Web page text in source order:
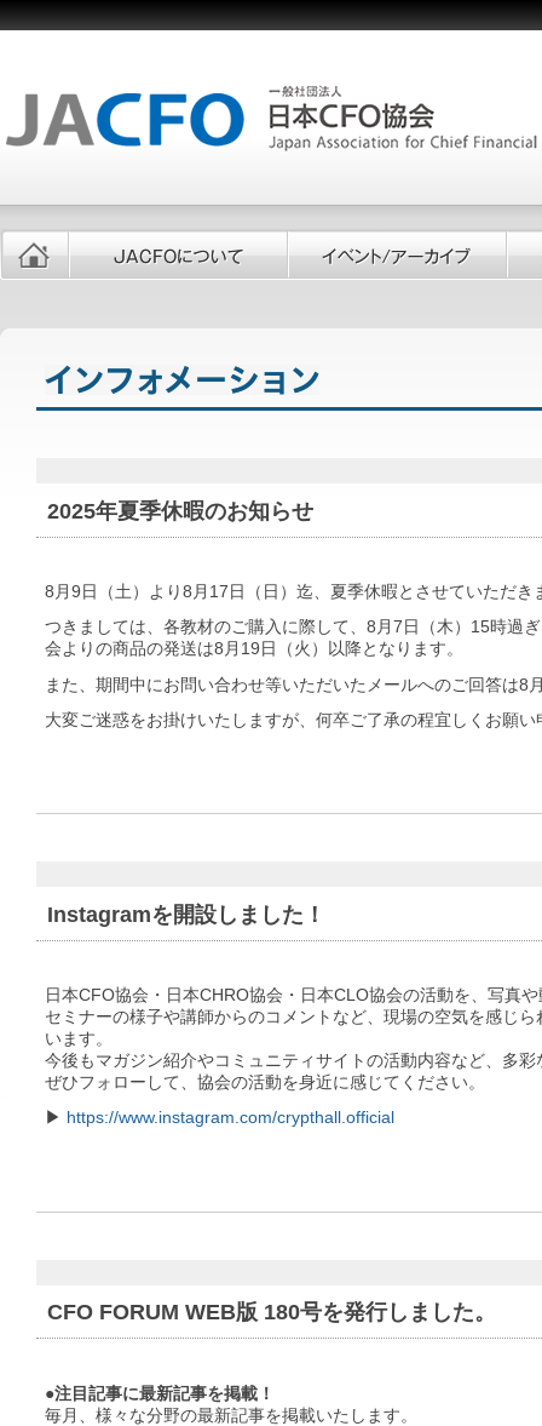
2025年夏季休暇のお知らせ
8月9日（土）より8月17日（日）迄、夏季休暇とさせていただき
つきましては、各教材のご購入に際して、8月7日（木）15時過
会よりの商品の発送は8月19日（火）以降となります。
また、期間中にお問い合わせ等いただいたメールへのご回答は8
大変ご迷惑をお掛けいたしますが、何卒ご了承の程宜しくお願い
Instagramを開設しました！
日本CFO協会・日本CHRO協会・日本CLO協会の活動を、写真
セミナーの様子や講師からのコメントなど、現場の空気を感じ
います。
今後もマガジン紹介やコミュニティサイトの活動内容など、多
ぜひフォローして、協会の活動を身近に感じてください。︎
▶︎ https://www.instagram.com/crypthall.official
CFO FORUM WEB版 180号を発行しました。
●注目記事に最新記事を掲載！
毎月、様々な分野の最新記事を掲載いたします。